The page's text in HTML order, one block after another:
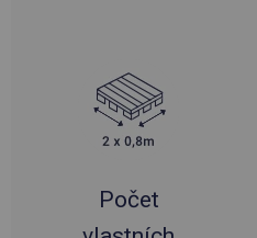
Počet